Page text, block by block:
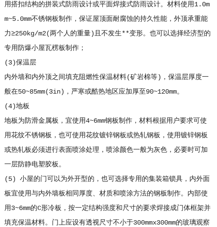
用搭扣结构的拼装式防雨设计或平面焊接式防雨设计。材料使用1.0m
m~5.0mm不锈钢板制作，保证屋顶面耐腐蚀的持久性能，外顶承重能
力≥250kg/m2(两个人的重量)且不发生**变形。也可以选择经济型的
专用防爆小屋瓦楞板制作；
(3)保温层
内外墙和内外顶之间填充阻燃性保温材料(矿岩棉等)，保温层厚度一
般在50~85mm(3in)，严寒或酷热地区应加厚至90~120mm。
(4)地板
地板为防滑金属板，宜使用4~6mm钢板制作，材料根据用户要求可使
用花纹不锈钢板，也可使用花纹镀锌钢板或热轧钢板，使用镀锌钢板
或热轧板必须进行表面喷涂处理，喷涂颜色一般为灰色，必要时可加
一层防静电塑胶板。
(5) 小屋的门可以为外开型的，也可选择专用的集装箱锁具，内外面
板宜使用与内外墙板相同厚度、材质和喷涂方法的钢板制作。内部使
用3~6mm的C形冷板，按一定结构强度和尺寸的要求焊接成门体框架并
填充保温材料。门上应设有透视尺寸不小于300mmx300mm的玻璃观察